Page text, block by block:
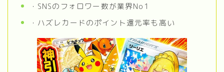
・SNSのフォロワー数が業界No1
・ハズレカードのポイント還元率も高い